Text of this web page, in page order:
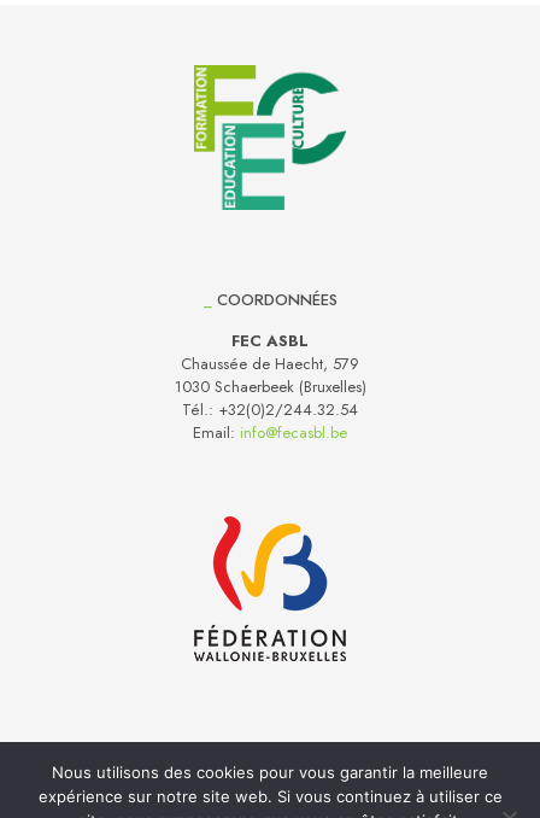
COORDONNÉES
FEC ASBL
Chaussée de Haecht, 579
1030 Schaerbeek (Bruxelles)
Tél.: +32(0)2/244.32.54
Email: info@fecasbl.be
Réalisation Inside- Hébergement webAnagramme
Cookies
Nous utilisons des cookies pour vous garantir la meilleure
expérience sur notre site web. Si vous continuez à utiliser ce